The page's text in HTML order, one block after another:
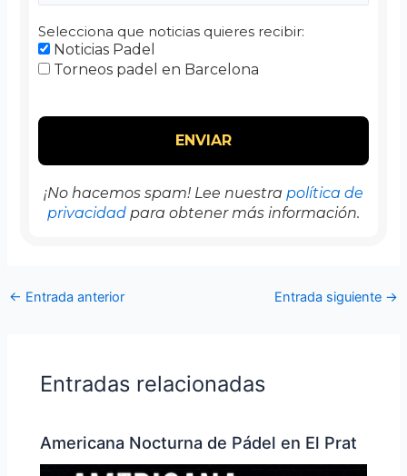
Selecciona que noticias quieres recibir:
Noticias Padel
Torneos padel en Barcelona
¡No hacemos spam! Lee nuestra política de
privacidad para obtener más información.
← Entrada anterior Entrada siguiente →
Entradas relacionadas
Americana Nocturna de Pádel en El Prat